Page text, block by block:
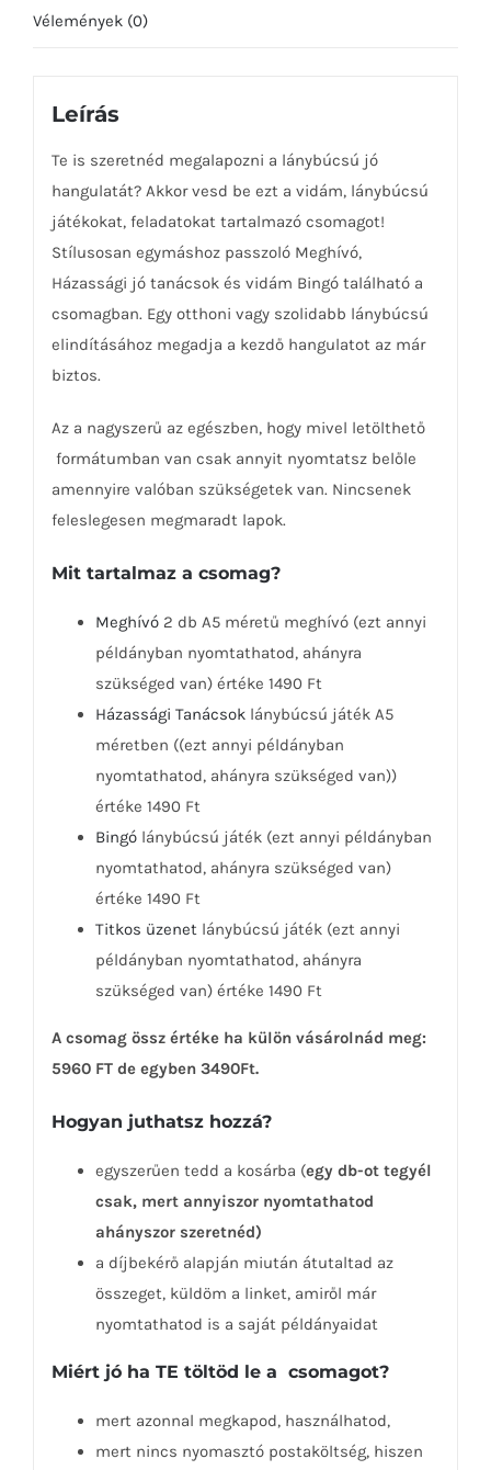
Vélemények (0)
Leírás
Te is szeretnéd megalapozni a lánybúcsú jó
hangulatát? Akkor vesd be ezt a vidám, lánybúcsú
játékokat, feladatokat tartalmazó csomagot!
Stílusosan egymáshoz passzoló Meghívó,
Házassági jó tanácsok és vidám Bingó található a
csomagban. Egy otthoni vagy szolidabb lánybúcsú
elindításához megadja a kezdő hangulatot az már
biztos.
Az a nagyszerű az egészben, hogy mivel letölthető
formátumban van csak annyit nyomtatsz belőle
amennyire valóban szükségetek van. Nincsenek
feleslegesen megmaradt lapok.
Mit tartalmaz a csomag?
Meghívó2 db A5 méretű meghívó (ezt annyi
példányban nyomtathatod, ahányra
szükséged van) értéke 1490 Ft
Házassági Tanácsoklánybúcsú játék A5
méretben ((ezt annyi példányban
nyomtathatod, ahányra szükséged van))
értéke 1490 Ft
Bingólánybúcsú játék (ezt annyi példányban
nyomtathatod, ahányra szükséged van)
értéke 1490 Ft
Titkos üzenetlánybúcsú játék (ezt annyi
példányban nyomtathatod, ahányra
szükséged van) értéke 1490 Ft
A csomag össz értéke ha külön vásárolnád meg:
5960 FT de egyben 3490Ft.
Hogyan juthatsz hozzá?
egyszerűen tedd a kosárba (egy db-ot tegyél
csak, mert annyiszor nyomtathatod
ahányszor szeretnéd)
a díjbekérő alapján miután átutaltad az
összeget, küldöm a linket, amiről már
nyomtathatod is a saját példányaidat
Miért jó ha TE töltöd le a csomagot?
mert azonnal megkapod, használhatod,
mert nincs nyomasztó postaköltség, hiszen